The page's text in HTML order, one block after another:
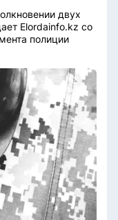
двух
Elordainfo.kz со
полиции